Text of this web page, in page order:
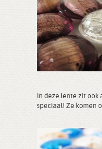
In deze lente zit
speciaal! Ze komen